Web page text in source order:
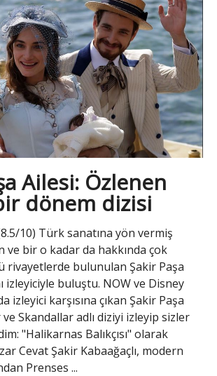
Ailesi: Özlenen
dönem dizisi
10) Türk sanatına yön vermiş
ve bir o kadar da hakkında çok
rivayetlerde bulunulan Şakir Paşa
izleyiciyle buluştu. NOW ve Disney
izleyici karşısına çıkan Şakir Paşa
Skandallar adlı diziyi izleyip sizler
"Halikarnas Balıkçısı" olarak
Cevat Şakir Kabaağaçlı, modern
Prenses ...